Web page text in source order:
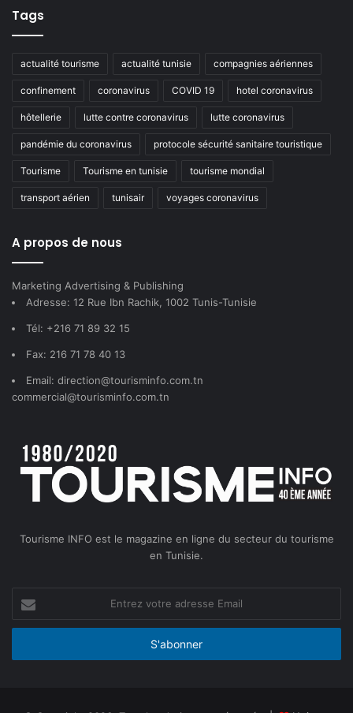
Tags
actualité tourisme actualité tunisie compagnies aériennes
confinement coronavirus COVID 19 hotel coronavirus
hôtellerie lutte contre coronavirus lutte coronavirus
pandémie du coronavirus protocole sécurité sanitaire touristique
Tourisme Tourisme en tunisie tourisme mondial
transport aérien tunisair voyages coronavirus
A propos de nous
Marketing Advertising & Publishing
Adresse: 12 Rue Ibn Rachik, 1002 Tunis-Tunisie
Tél: +216 71 89 32 15
Fax: 216 71 78 40 13
Email: direction@tourisminfo.com.tn
commercial@tourisminfo.com.tn
Tourisme INFO est le magazine en ligne du secteur du tourisme
en Tunisie.
votre
adresse